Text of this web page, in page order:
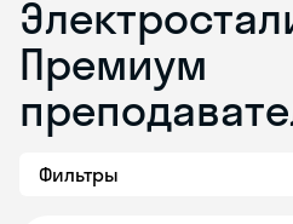
Премиум
Фильтры
Skyeng Chat